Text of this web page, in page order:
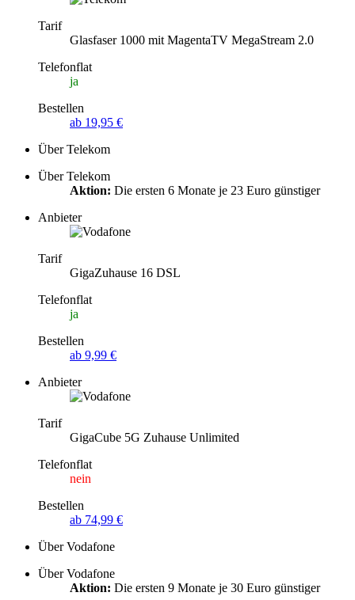
Tarif
Glasfaser 1000 mit MagentaTV MegaStream 2.0
Telefonflat
ja
Bestellen
ab 19,95 €
Über Telekom
Über Telekom
Aktion: Die ersten 6 Monate je 23 Euro günstiger
Anbieter
Tarif
GigaZuhause 16 DSL
Telefonflat
ja
Bestellen
ab 9,99 €
Anbieter
Tarif
GigaCube 5G Zuhause Unlimited
Telefonflat
nein
Bestellen
ab 74,99 €
Über Vodafone
Über Vodafone
Aktion: Die ersten 9 Monate je 30 Euro günstiger